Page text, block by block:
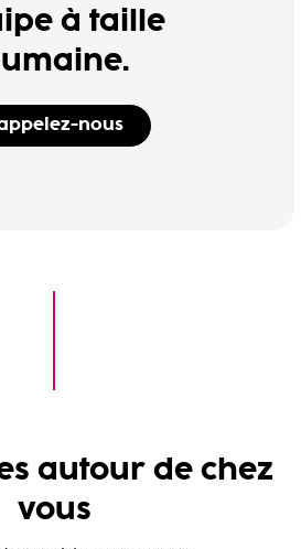
à taille
nous
autour de chez
vous